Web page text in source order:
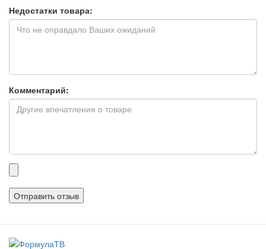
Недостатки товара:
Комментарий:
Прикрепленные
файлы